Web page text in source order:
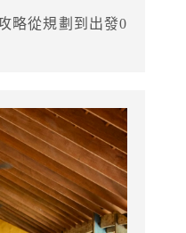
略從規劃到出發0